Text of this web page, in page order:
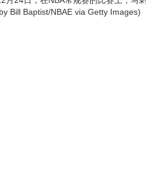
Bill Baptist/NBAE via Getty Images)